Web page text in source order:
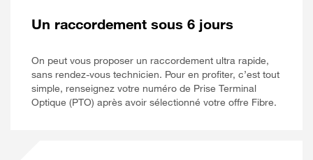
Un raccordement sous 6 jours
On peut vous proposer un raccordement ultra rapide,
sans rendez-vous technicien. Pour en profiter, c’est tout
simple, renseignez votre numéro de Prise Terminal
Optique (PTO) après avoir sélectionné votre offre Fibre.